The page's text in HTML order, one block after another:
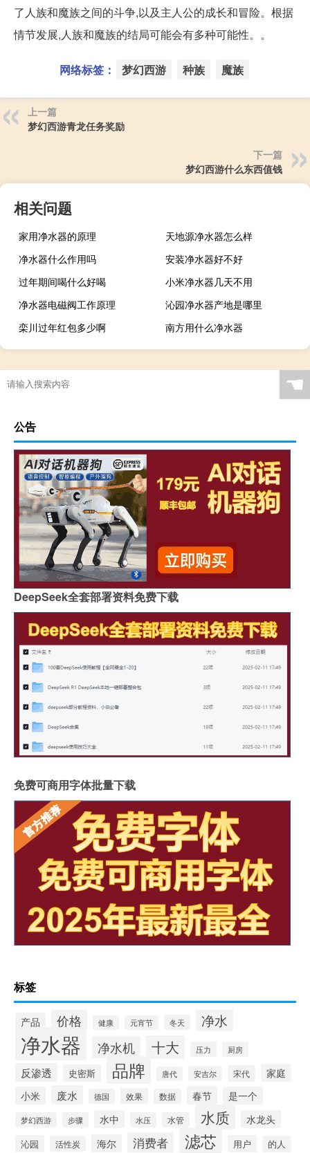
了人族和魔族之间的斗争,以及主人公的成长和冒险。根据
情节发展,人族和魔族的结局可能会有多种可能性。。
网络标签： 梦幻西游 种族 魔族
上一篇
梦幻西游青龙任务奖励
下一篇
梦幻西游什么东西值钱
相关问题
家用净水器的原理
天地源净水器怎么样
净水器什么作用吗
安装净水器好不好
过年期间喝什么好喝
小米净水器几天不用
净水器电磁阀工作原理
沁园净水器产地是哪里
栾川过年红包多少啊
南方用什么净水器
☚
公告
DeepSeek全套部署资料免费下载
免费可商用字体批量下载
标签
产品 价格 健康 元宵节 冬天 净水
净水器 净水机 十大 压力 厨房
反渗透 史密斯 品牌 唐代 安吉尔 宋代
家庭
小米
废水 德国 效果 数据 春节 是一个
梦幻西游 步骤 水中 水压 水管 水质 水龙头
沁园 活性炭 海尔 消费者 滤芯 用户 的人